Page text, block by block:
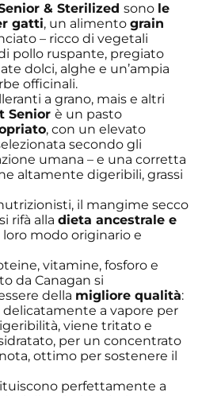
& Sterilized sono le
gatti, un alimento grain
– ricco di vegetali
pollo ruspante, pregiato
dolci, alghe e un’ampia
officinali.
a grano, mais e altri
Senior è un pasto
, con un elevato
secondo gli
umana – e una corretta
altamente digeribili, grassi
il mangime secco
rifà alla dieta ancestrale e
modo originario e
vitamine, fosforo e
da Canagan si
della migliore qualità:
a vapore per
viene tritato e
per un concentrato
ottimo per sostenere il
perfettamente a